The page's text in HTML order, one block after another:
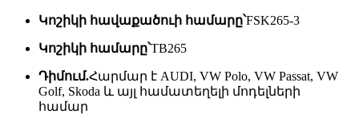
Կոշիկի հավաքածուի համարը՝FSK265-3
Կոշիկի համարը՝TB265
Դիմում.Հարմար է AUDI, VW Polo, VW Passat, VW
Golf, Skoda և այլ համատեղելի մոդելների
համար